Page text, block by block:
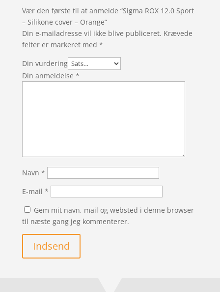
Vær den første til at anmelde “Sigma ROX 12.0 Sport
– Silikone cover – Orange”
Din e-mailadresse vil ikke blive publiceret. Krævede
felter er markeret med *
Din vurdering
Din anmeldelse *
Navn *
E-mail *
Gem mit navn, mail og websted i denne browser
til næste gang jeg kommenterer.
Indsend